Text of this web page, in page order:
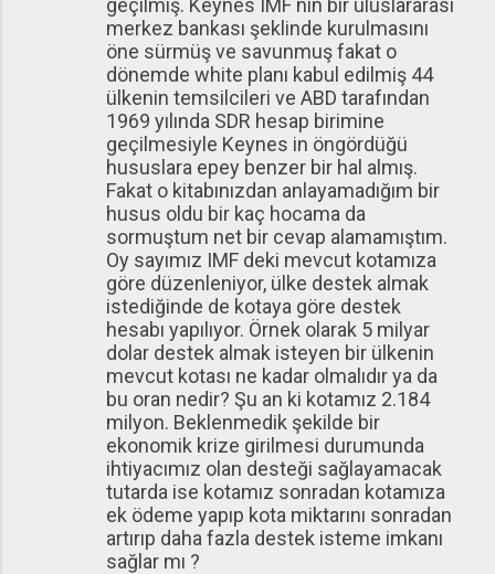
geçilmiş. Keynes IMF nin bir uluslararası
merkez bankası şeklinde kurulmasını
öne sürmüş ve savunmuş fakat o
dönemde white planı kabul edilmiş 44
ülkenin temsilcileri ve ABD tarafından
1969 yılında SDR hesap birimine
geçilmesiyle Keynes in öngördüğü
hususlara epey benzer bir hal almış.
Fakat o kitabınızdan anlayamadığım bir
husus oldu bir kaç hocama da
sormuştum net bir cevap alamamıştım.
Oy sayımız IMF deki mevcut kotamıza
göre düzenleniyor, ülke destek almak
istediğinde de kotaya göre destek
hesabı yapılıyor. Örnek olarak 5 milyar
dolar destek almak isteyen bir ülkenin
mevcut kotası ne kadar olmalıdır ya da
bu oran nedir? Şu an ki kotamız 2.184
milyon. Beklenmedik şekilde bir
ekonomik krize girilmesi durumunda
ihtiyacımız olan desteği sağlayamacak
tutarda ise kotamız sonradan kotamıza
ek ödeme yapıp kota miktarını sonradan
artırıp daha fazla destek isteme imkanı
sağlar mı ?